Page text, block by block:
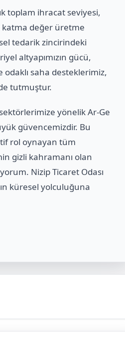
toplam ihracat seviyesi,
katma değer üretme
tedarik zincirindeki
altyapımızın gücü,
saha desteklerimiz,
tutmuştur.
yönelik Ar-Ge
güvencemizdir. Bu
rol oynayan tüm
gizli kahramanı olan
Nizip Ticaret Odası
küresel yolculuğuna